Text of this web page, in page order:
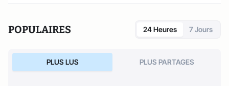
POPULAIRES 24 Heures 7 Jours
PLUS LUS PLUS PARTAGES